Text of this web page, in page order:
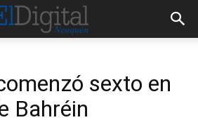
sexto en
Bahréin